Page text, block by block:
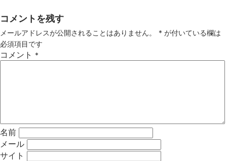
コメントを残す
メールアドレスが公開されることはありません。 * が付いている欄は
必須項目です
コメント *
名前
メール
サイト